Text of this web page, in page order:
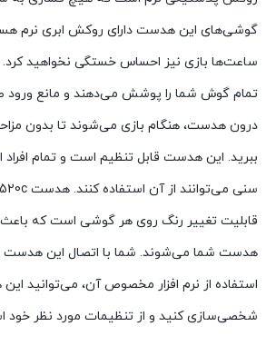
گوشی‌های این هدست دارای روکش ابری نرم
ساعت‌ها بازی نیز احساس خستگی نخواهید
تمام گوش شما را پوشش می‌دهند و مانع ورود
درون هدست، هنگام بازی می‌شوند تا بدون
ببرید. این هدست قابل تنظیم است و تمام افراد
قابلیت تغییر رنگ روی هر گوشی است که باعث
هدست شما می‌شوند. شما با اتصال این هدست
استفاده از نرم افزار مخصوص آن، می‌توانید
شخصی‌سازی کنید و از تنظیمات مورد نظر خود